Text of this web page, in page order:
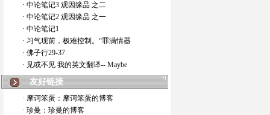
· 中论笔记3 观因缘品 之二
· 中论笔记2 观因缘品 之一
· 中论笔记1
· 习气现前，极难控制。“罪满情器
· 佛子行29-37
· 见或不见 我的英文翻译-- Maybe
友好链接
· 摩诃笨蛋：摩诃笨蛋的博客
· 珍曼：珍曼的博客